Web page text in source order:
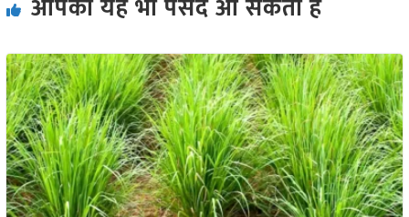
आपको यह भी पसंद आ सकता हैं